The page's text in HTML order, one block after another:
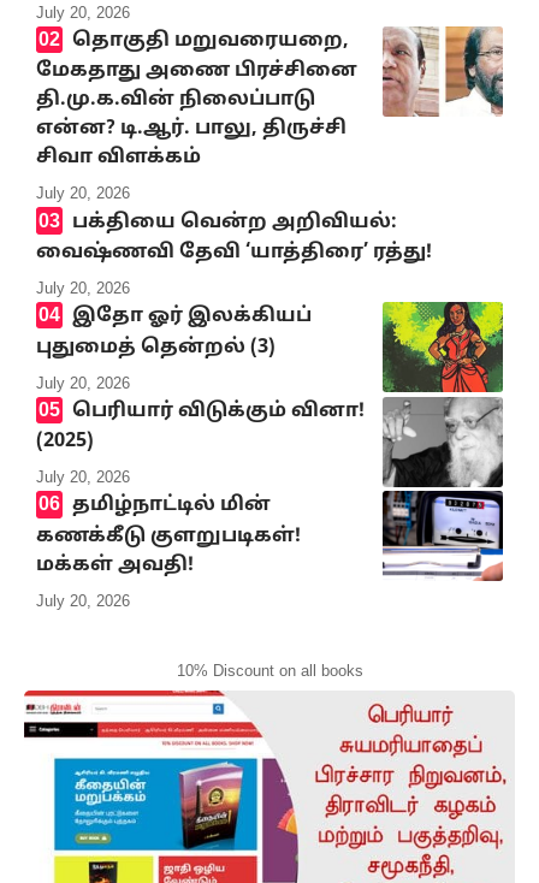
July 20, 2026
தொகுதி மறுவரையறை,
மேகதாது அணை பிரச்சினை
தி.மு.க.வின் நிலைப்பாடு
என்ன? டி.ஆர். பாலு, திருச்சி
சிவா விளக்கம்
July 20, 2026
பக்தியை வென்ற அறிவியல்:
வைஷ்ணவி தேவி ‘யாத்திரை’ ரத்து!
July 20, 2026
இதோ ஓர் இலக்கியப்
புதுமைத் தென்றல் (3)
July 20, 2026
பெரியார் விடுக்கும் வினா!
(2025)
July 20, 2026
தமிழ்நாட்டில் மின்
கணக்கீடு குளறுபடிகள்!
மக்கள் அவதி!
July 20, 2026
10% Discount on all books